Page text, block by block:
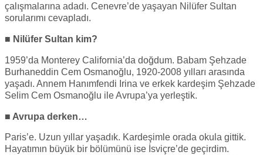
çalışmalarına adadı. Cenevre’de yaşayan Nilüfer Sultan
sorularımı cevapladı.
■ Nilüfer Sultan kim?
1959’da Monterey California’da doğdum. Babam Şehzade
Burhaneddin Cem Osmanoğlu, 1920-2008 yılları arasında
yaşadı. Annem Hanımfendi Irina ve erkek kardeşim Şehzade
Selim Cem Osmanoğlu ile Avrupa’ya yerleştik.
■ Avrupa derken…
Paris’e. Uzun yıllar yaşadık. Kardeşimle orada okula gittik.
Hayatımın büyük bir bölümünü ise İsviçre’de geçirdim.